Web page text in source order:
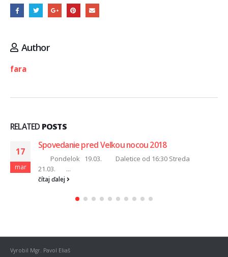
Author
fara
RELATED POSTS
17
mar
Spovedanie pred Veľkou nocou 2018
Pondelok 19.03. Daletice od 16:30 Streda
21.03. ...
čítaj ďalej
Vyrobil Mgr. Pavol Eliaš